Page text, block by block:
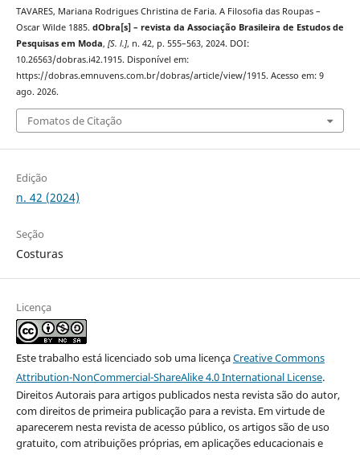
TAVARES, Mariana Rodrigues Christina de Faria. A Filosofia das Roupas –
Oscar Wilde 1885. dObra[s] – revista da Associação Brasileira de Estudos de
Pesquisas em Moda, [S. l.], n. 42, p. 555–563, 2024. DOI:
10.26563/dobras.i42.1915. Disponível em:
https://dobras.emnuvens.com.br/dobras/article/view/1915. Acesso em: 9
ago. 2026.
Fomatos de Citação
Edição
n. 42 (2024)
Seção
Costuras
Licença
Este trabalho está licenciado sob uma licençaCreative Commons
Attribution-NonCommercial-ShareAlike 4.0 International License.
Direitos Autorais para artigos publicados nesta revista são do autor,
com direitos de primeira publicação para a revista. Em virtude de
aparecerem nesta revista de acesso público, os artigos são de uso
gratuito, com atribuições próprias, em aplicações educacionais e